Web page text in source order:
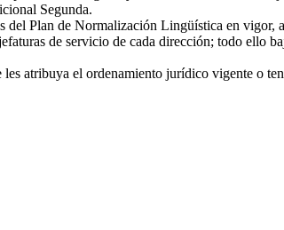
Segunda.
Plan de Normalización Lingüística en vigor,
de servicio de cada dirección; todo
les atribuya el ordenamiento jurídico vigente o